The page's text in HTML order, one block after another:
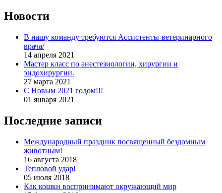
Новости
В нашу команду требуются Ассистенты-ветеринарного
врача/
14 апреля 2021
Мастер класс по анестезиологии, хирургии и
эндохирургии.
27 марта 2021
С Новым 2021 годом!!!
01 января 2021
Последние записи
Международный праздник посвященный бездомным
животным!
16 августа 2018
Тепловой удар!
05 июля 2018
Как кошки воспринимают окружающий мир